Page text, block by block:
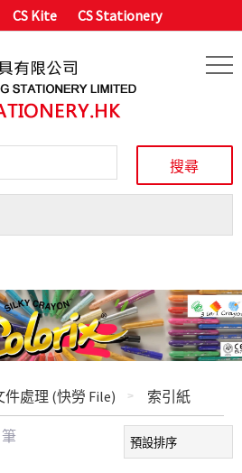
CS Kite CS Stationery
件處理 (快勞 File) 索引紙